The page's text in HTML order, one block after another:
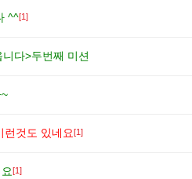
^^[1]
다>두번째 미션
런것도 있네요[1]
[1]